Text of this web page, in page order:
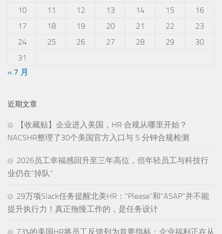
10
11 12 13 14 15
16
17
18 19 20 21 22
23
24
25 26 27 28 29
30
31
« 7 月
近期文章
【收藏贴】企业进入美国，HR 合规从哪里开始？
NACSHR整理了30个美国官方入口与 5 分钟合规检测
2026员工幸福感回升至三年高位，但年轻员工与科技行
业仍在“掉队”
29万项Slack任务提醒北美HR：“Please”和“ASAP”并不能
提升执行力！真正拖慢工作的，是任务设计
73%的美国HR将员工反馈列为首要指标：企业福利正在从